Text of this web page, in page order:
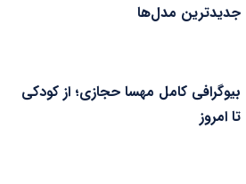
جدیدترین مدل‌ها
بیوگرافی کامل مهسا حجازی؛ از کودکی
تا امروز